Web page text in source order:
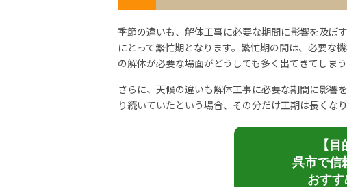
季節の違いも、解体工事に必要な期間に影響を及ぼ
にとって繁忙期となります。繁忙期の間は、必要な
の解体が必要な場面がどうしても多く出てきてしま
さらに、天候の違いも解体工事に必要な期間に影響
り続いていたという場合、その分だけ工期は長くなり
【
呉市で信
おす